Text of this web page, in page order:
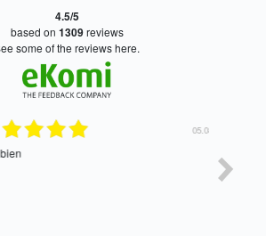
4.5/5
based on 1309reviews
see some of the reviews here.